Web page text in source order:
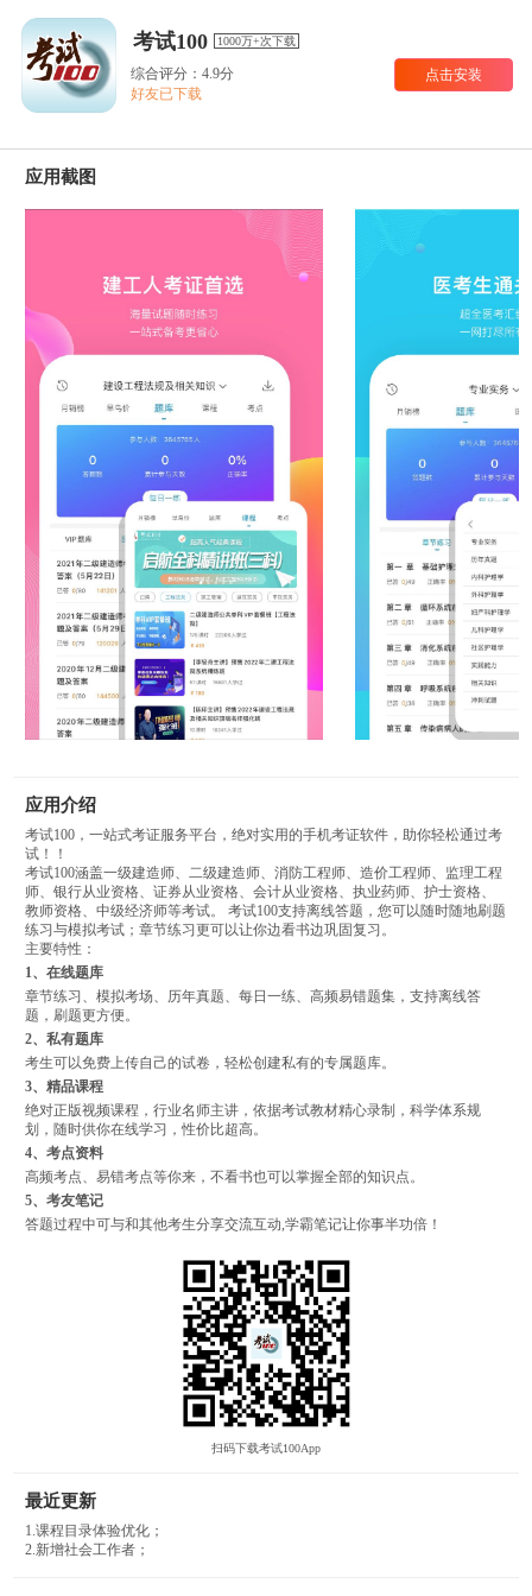
考试100 1000万+次下载
综合评分：4.9分
好友已下载
点击安装
应用截图
应用介绍
考试100，一站式考证服务平台，绝对实用的手机考证软件，助你轻松通过考
试！！
考试100涵盖一级建造师、二级建造师、消防工程师、造价工程师、监理工程
师、银行从业资格、证券从业资格、会计从业资格、执业药师、护士资格、
教师资格、中级经济师等考试。 考试100支持离线答题，您可以随时随地刷题
练习与模拟考试；章节练习更可以让你边看书边巩固复习。
主要特性：
1、在线题库
章节练习、模拟考场、历年真题、每日一练、高频易错题集，支持离线答
题，刷题更方便。
2、私有题库
考生可以免费上传自己的试卷，轻松创建私有的专属题库。
3、精品课程
绝对正版视频课程，行业名师主讲，依据考试教材精心录制，科学体系规
划，随时供你在线学习，性价比超高。
4、考点资料
高频考点、易错考点等你来，不看书也可以掌握全部的知识点。
5、考友笔记
答题过程中可与和其他考生分享交流互动,学霸笔记让你事半功倍！
扫码下载考试100App
最近更新
1.课程目录体验优化；
2.新增社会工作者；